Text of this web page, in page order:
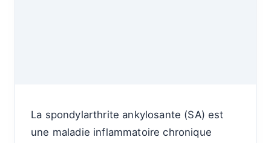
La spondylarthrite ankylosante (SA) est
une maladie inflammatoire chronique